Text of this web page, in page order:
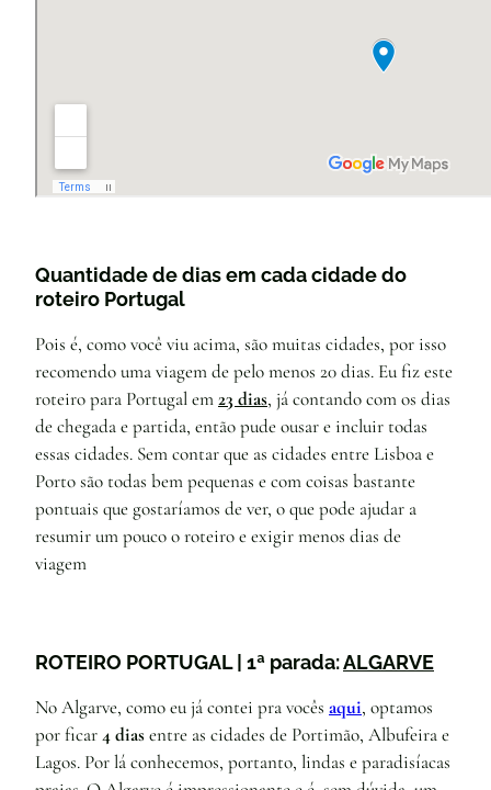
Quantidade de dias em cada cidade do
roteiro Portugal
Pois é, como você viu acima, são muitas cidades, por isso
recomendo uma viagem de pelo menos 20 dias. Eu fiz este
roteiro para Portugal em23 dias, já contando com os dias
de chegada e partida, então pude ousar e incluir todas
essas cidades. Sem contar que as cidades entre Lisboa e
Porto são todas bem pequenas e com coisas bastante
pontuais que gostaríamos de ver, o que pode ajudar a
resumir um pouco o roteiro e exigir menos dias de
viagem
ROTEIRO PORTUGAL | 1ª parada:ALGARVE
No Algarve, como eu já contei pra vocês aqui, optamos
por ficar4 diasentre as cidades de Portimão, Albufeira e
Lagos. Por lá conhecemos, portanto, lindas e paradisíacas